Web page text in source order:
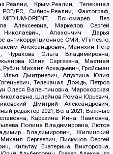
Крым.Реалии, Телеканал
PC, Сибирь.Реалии, Фактограф,
ORIENT, Пономарев Лев
Алексеевна, Маркелов Сергей
Апахончич Дарья
антикоррупционное СМИ, VTimes.io,
Александрович, Маняхин Петр
Ольга Владимировна,
Юлия Сергеевна, Маетная
Рубин Михаил Аркадьевич, Гройсман
Илья Дмитриевич, Апухтина Юлия
Телеканал Дождь, Петров
Олеся Валентиновна, Мароховская
Шлейнов Роман Юрьевич,
Дмитрий Александрович,
редактор 2021, Вега 2021, Важные
Карезина Инна Павловна,
Полина Владимировна, Лютов
Владимирович, Жилинский
Сергеевич, Пискунов Сергей
Кильтау Екатерина Викторовна,